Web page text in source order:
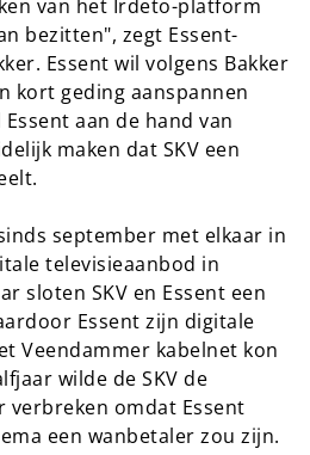
van het Irdeto-platform
bezitten", zegt Essent-
Essent wil volgens Bakker
kort geding aanspannen
aan de hand van
maken dat SKV een
september met elkaar in
televisieaanbod in
sloten SKV en Essent een
Essent zijn digitale
Veendammer kabelnet kon
wilde de SKV de
verbreken omdat Essent
een wanbetaler zou zijn.